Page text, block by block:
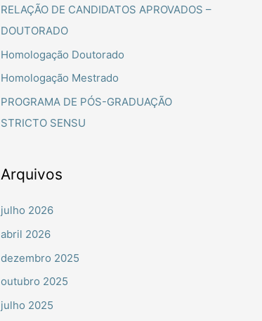
o
r
:
RELAÇÃO DE CANDIDATOS APROVADOS –
DOUTORADO
Homologação Doutorado
Homologação Mestrado
PROGRAMA DE PÓS-GRADUAÇÃO
STRICTO SENSU
Arquivos
julho 2026
abril 2026
dezembro 2025
outubro 2025
julho 2025